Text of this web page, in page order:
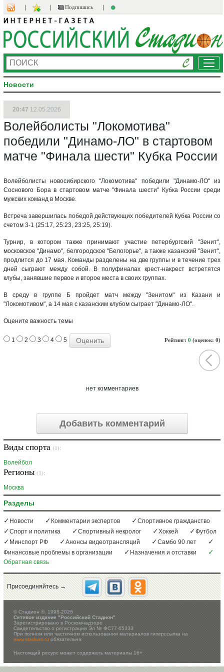
Подпишись
Новости
20:47 12.05.2026
Волейболисты "Локомотива"
победили "Динамо-ЛО" в стартовом
матче "Финала шести" Кубка России
Волейболисты новосибирского "Локомотива" победили "Динамо-ЛО" из
Соснового Бора в стартовом матче "Финала шести" Кубка России среди
мужских команд в Москве.
Встреча завершилась победой действующих победителей Кубка России со
счетом 3-1 (25:17, 25:23, 23:25, 25:19).
Турнир, в котором также принимают участие петербургский "Зенит",
московское "Динамо", белгородское "Белогорье", а также казанский "Зенит",
продлится до 17 мая. Команды разделены на две группы и в течение трех
дней сыграют между собой. В полуфиналах крест-накрест встретятся
клубы, занявшие первое и второе места в своих группах.
В среду в группе Б пройдет матч между "Зенитом" из Казани и
"Локомотивом", а 14 мая с казанским клубом сыграет "Динамо-ЛО".
Оцените важность темы
Рейтинг: 0 (оценок: 0)
1 2 3 4 5
нет комментариев
Добавить комментарий
Виды спорта (1):
Волейбол
Регионы (1):
Москва
Разделы
Новости Комментарии экспертов
Спортивное гражданство
Спорт и политика
Спортивный некролог Хоккей
Футбол
Минспорт РФ
Анонсы видеотрансляций
Самбо 90 лет
Финансовые проблемы в организации
Назначения и отставки
Обратная связь
Присоединяйтесь →
©Стадион ®, 1998-2026
Сетевое издание "Российский Стадион"
Зарегистрировано в Роскомнадзоре
Свидетельство о регистрации Эл № ФС77-65333
При полном или частичном использовании материалов гиперссылка на
www.stadium.ruобязательна
Настоящий ресурс может содержать материалы 16+